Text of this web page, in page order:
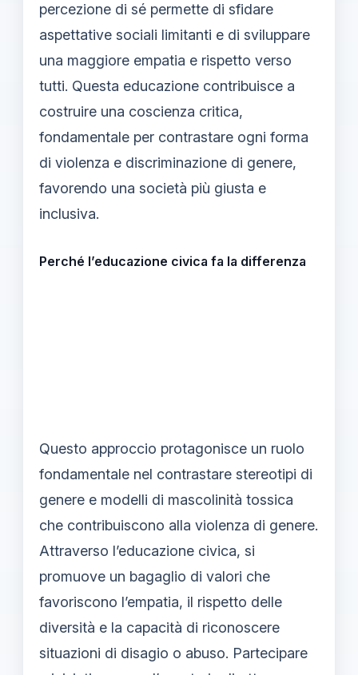
percezione di sé permette di sfidare
aspettative sociali limitanti e di sviluppare
una maggiore empatia e rispetto verso
tutti. Questa educazione contribuisce a
costruire una coscienza critica,
fondamentale per contrastare ogni forma
di violenza e discriminazione di genere,
favorendo una società più giusta e
inclusiva.
Perché l’educazione civica fa la differenza
Questo approccio protagonisce un ruolo
fondamentale nel contrastare stereotipi di
genere e modelli di mascolinità tossica
che contribuiscono alla violenza di genere.
Attraverso l’educazione civica, si
promuove un bagaglio di valori che
favoriscono l’empatia, il rispetto delle
diversità e la capacità di riconoscere
situazioni di disagio o abuso. Partecipare